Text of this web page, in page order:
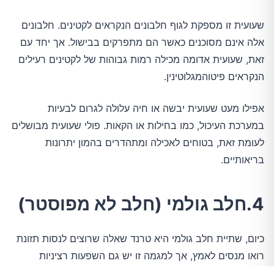
שעועית זו מספקת לגוף חלבונים הנקראים לקטינים. חלבונים
אלה אינם מסוכנים כאשר הם מתפרקים בבישול. אך יחד עם
זאת, שעועית אדומה מכילה רמות גבוהות של לקטינים רעילים
הנקראים פיטוהמגלוטינין.
אפילו מעט שעועית יבשה או חיה עלולה לגרום לבעיות
במערכת העיכול, כמו בחילות או הקאות. פולי שעועית מבושלים
לעומת זאת, בטוחים לאכילה ומתהדרים בהמון יתרונות
בריאותיים.
4.חלב גולמי (חלב לא מפוסטר)
כיום, שתיית חלב גולמי היא טרנד שאלה שרוצים לנסות תזונת
רואו מנסים לאמץ, אך למגמה זו יש גם השפעות רציניות